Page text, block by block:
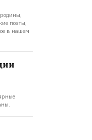
поэты,
в нашем